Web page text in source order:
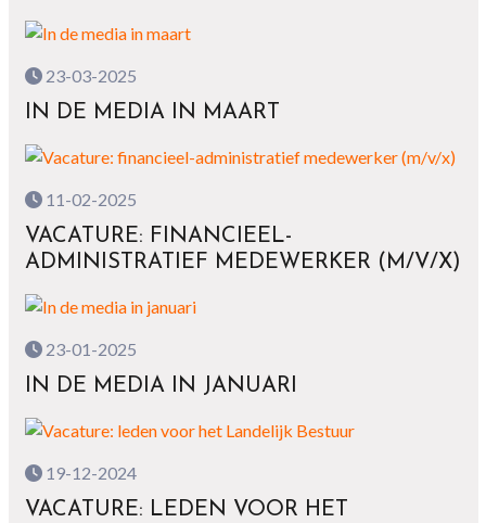
23-03-2025
IN DE MEDIA IN MAART
11-02-2025
VACATURE: FINANCIEEL-
ADMINISTRATIEF MEDEWERKER (M/V/X)
23-01-2025
IN DE MEDIA IN JANUARI
19-12-2024
VACATURE: LEDEN VOOR HET